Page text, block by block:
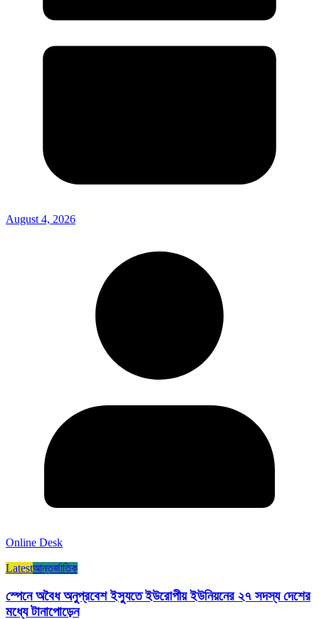
August 4, 2026
Online Desk
Latestআন্তর্জাতিক
স্পেনে অবৈধ অনুপ্রবেশ ইস্যুতে ইউরোপীয় ইউনিয়নের ২৭ সদস্য দেশের
মধ্যে টানাপোড়েন